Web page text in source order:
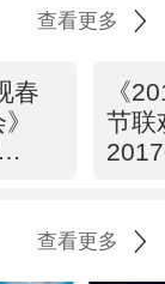
查看更多
春
《
节联
查看更多